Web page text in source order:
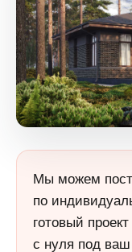
Мы можем
по
готовый
с нуля под ваш